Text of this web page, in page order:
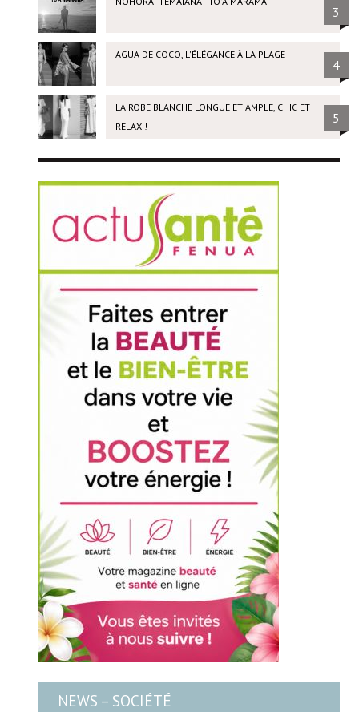
3
AGUA DE COCO, L'ÉLÉGANCE À LA PLAGE
4
LA ROBE BLANCHE LONGUE ET AMPLE, CHIC ET
RELAX !
5
NEWS – SOCIÉTÉ